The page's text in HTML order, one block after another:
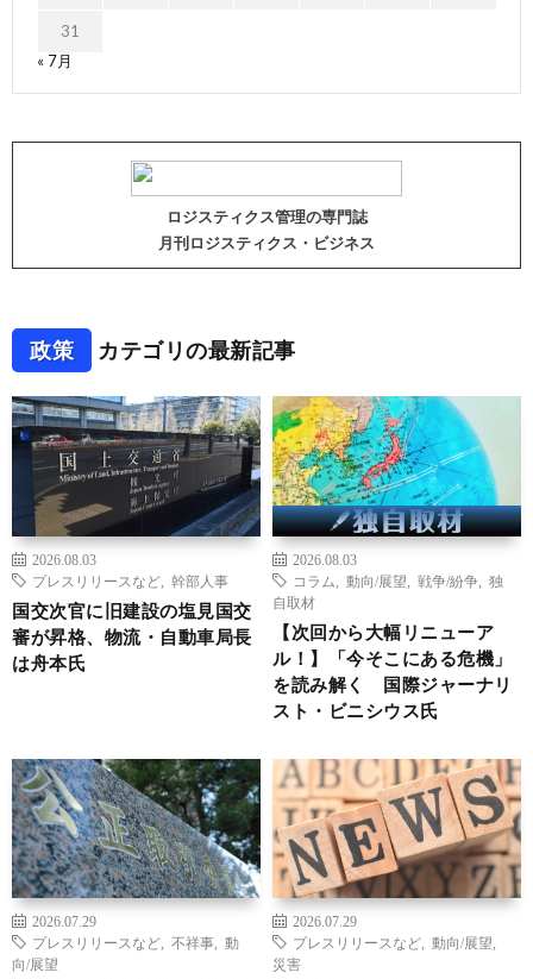
31
« 7月
ロジスティクス管理の専門誌
月刊ロジスティクス・ビジネス
政策 カテゴリの最新記事
2026.08.03
プレスリリースなど
幹部人事
国交次官に旧建設の塩見国交
審が昇格、物流・自動車局長
は舟本氏
2026.08.03
コラム
動向/展望 戦争/紛争
独
自取材
【次回から大幅リニューア
ル！】「今そこにある危機」
を読み解く 国際ジャーナリ
スト・ビニシウス氏
2026.07.29
プレスリリースなど
不祥事
動
向/展望
2026.07.29
プレスリリースなど
動向/展望
災害